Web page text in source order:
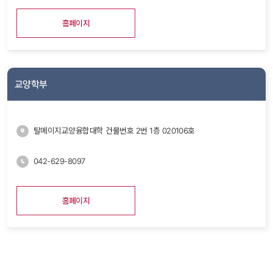
홈페이지
교양학부
탈메이지교양융합대학 건물번호 2번 1층 020106호
042-629-8097
홈페이지